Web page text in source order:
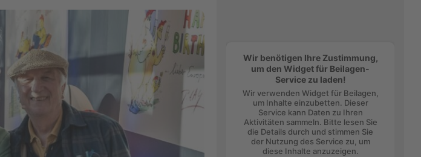
Wir benötigen Ihre Zustimmung,
um den Widget für Beilagen-
Service zu laden!
Wir verwenden Widget für Beilagen,
um Inhalte einzubetten. Dieser
Service kann Daten zu Ihren
Aktivitäten sammeln. Bitte lesen Sie
die Details durch und stimmen Sie
der Nutzung des Service zu, um
diese Inhalte anzuzeigen.